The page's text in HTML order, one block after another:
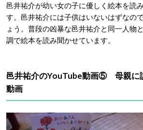
邑井祐介が幼い女の子に優しく絵本を読
す。邑井祐介には子供はいないはずなの
ょう。普段の凶暴な邑井祐介と同一人物
調で絵本を読み聞かせています。
邑井祐介のYouTube動画⑤ 母親に
動画